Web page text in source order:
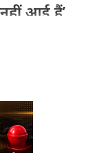
आई हैं’
अकाउंट
शेयर करते